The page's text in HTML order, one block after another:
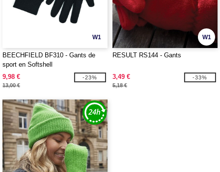
W1
BEECHFIELD BF310 - Gants de
sport en Softshell
9,98 €
13,00 €
-23%
W1
RESULT RS144 - Gants
3,49 €
5,18 €
-33%